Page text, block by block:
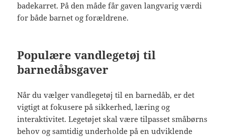
badekarret. På den måde får gaven langvarig værdi
for både barnet og forældrene.
Populære vandlegetøj til
barnedåbsgaver
Når du vælger vandlegetøj til en barnedåb, er det
vigtigt at fokusere på sikkerhed, læring og
interaktivitet. Legetøjet skal være tilpasset småbørns
behov og samtidig underholde på en udviklende